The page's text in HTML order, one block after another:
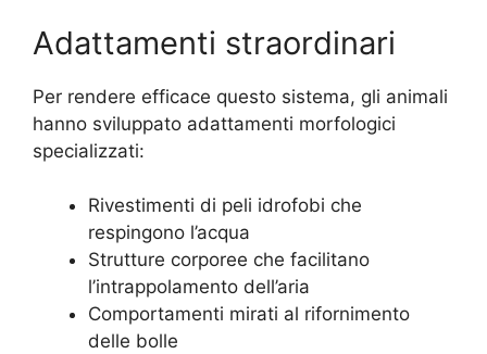
Adattamenti straordinari
Per rendere efficace questo sistema, gli animali
hanno sviluppato adattamenti morfologici
specializzati:
Rivestimenti di peli idrofobi che
respingono l’acqua
Strutture corporee che facilitano
l’intrappolamento dell’aria
Comportamenti mirati al rifornimento
delle bolle